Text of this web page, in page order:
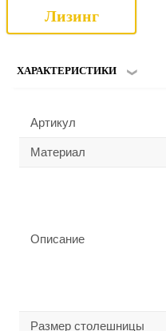
Лизинг
ХАРАКТЕРИСТИКИ
Артикул
Материал
Описание
Размер столешницы